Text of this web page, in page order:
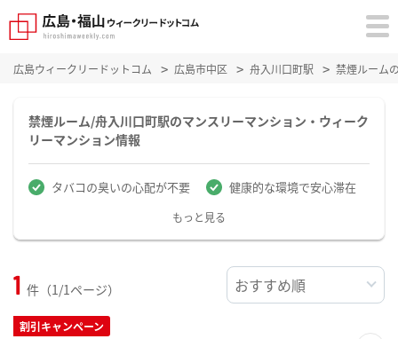
広島ウィークリードットコム 広島市中区 舟入川口町駅 禁煙ルーム
禁煙ルーム/舟入川口町駅のマンスリーマンション・ウィーク
リーマンション情報
タバコの臭いの心配が不要 健康的な環境で安心滞在
もっと見る
1 件（1/1ページ）
割引キャンペーン